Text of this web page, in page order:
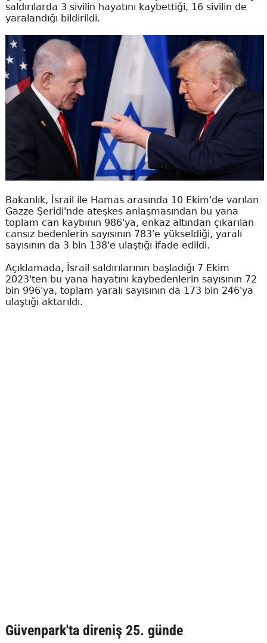
saldırılarda 3 sivilin hayatını kaybettiği, 16 sivilin de
yaralandığı bildirildi.
Bakanlık, İsrail ile Hamas arasında 10 Ekim'de varılan
Gazze Şeridi'nde ateşkes anlaşmasından bu yana
toplam can kaybının 986'ya, enkaz altından çıkarılan
cansız bedenlerin sayısının 783'e yükseldiği, yaralı
sayısının da 3 bin 138'e ulaştığı ifade edildi.
Açıklamada, İsrail saldırılarının başladığı 7 Ekim
2023'ten bu yana hayatını kaybedenlerin sayısının 72
bin 996'ya, toplam yaralı sayısının da 173 bin 246'ya
ulaştığı aktarıldı.
Güvenpark'ta direniş 25. günde